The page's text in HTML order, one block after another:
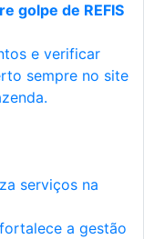
golpe de REFIS
e verificar
sempre no site
serviços na
a gestão